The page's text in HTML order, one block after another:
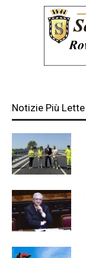
Notizie Più Lette